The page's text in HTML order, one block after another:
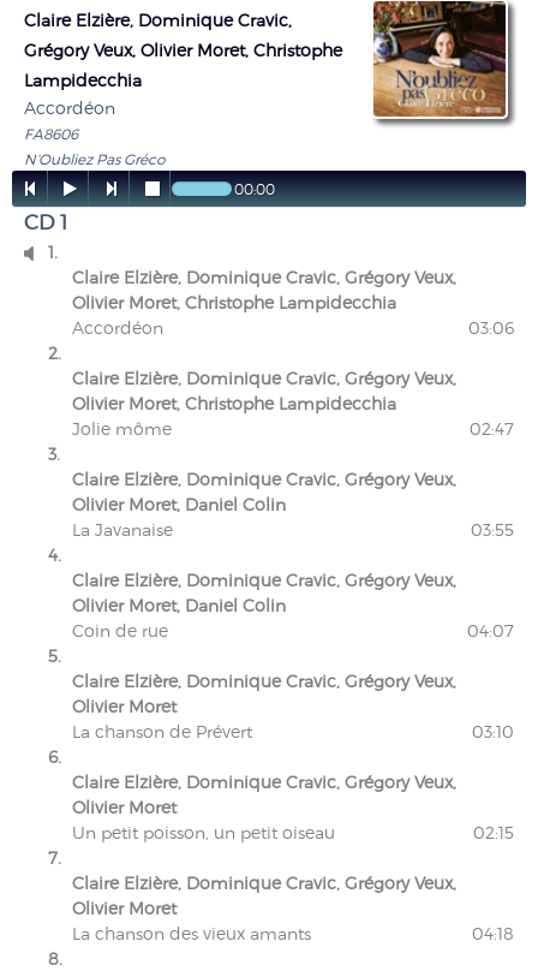
Claire Elzière, Dominique Cravic,
Grégory Veux, Olivier Moret, Christophe
Lampidecchia
Accordéon
FA8606
N’Oubliez Pas Gréco

   00:00
CD 1

1.
Claire Elzière, Dominique Cravic, Grégory Veux,
Olivier Moret, Christophe Lampidecchia
Accordéon
03:06
2.
Claire Elzière, Dominique Cravic, Grégory Veux,
Olivier Moret, Christophe Lampidecchia
Jolie môme
02:47
3.
Claire Elzière, Dominique Cravic, Grégory Veux,
Olivier Moret, Daniel Colin
La Javanaise
03:55
4.
Claire Elzière, Dominique Cravic, Grégory Veux,
Olivier Moret, Daniel Colin
Coin de rue
04:07
5.
Claire Elzière, Dominique Cravic, Grégory Veux,
Olivier Moret
La chanson de Prévert
03:10
6.
Claire Elzière, Dominique Cravic, Grégory Veux,
Olivier Moret
Un petit poisson, un petit oiseau
02:15
7.
Claire Elzière, Dominique Cravic, Grégory Veux,
Olivier Moret
La chanson des vieux amants
04:18
8.